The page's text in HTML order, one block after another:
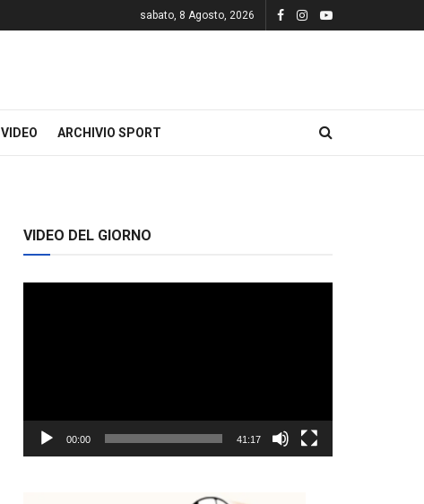
sabato, 8 Agosto, 2026
VIDEO ARCHIVIO SPORT
VIDEO DEL GIORNO
00:00 41:17